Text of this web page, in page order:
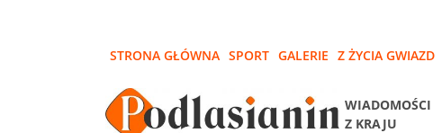
STRONA GŁÓWNA SPORT GALERIE Z ŻYCIA GWIAZD
WIADOMOŚCI
Z KRAJU